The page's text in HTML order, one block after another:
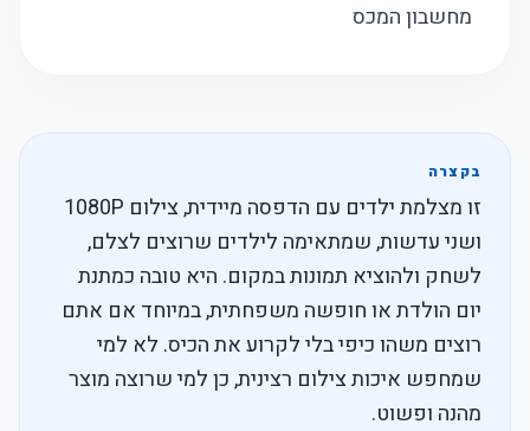
מחשבון המכס
בקצרה
זו מצלמת ילדים עם הדפסה מיידית, צילום 1080P
ושני עדשות, שמתאימה לילדים שרוצים לצלם,
לשחק ולהוציא תמונות במקום. היא טובה כמתנת
יום הולדת או חופשה משפחתית, במיוחד אם אתם
רוצים משהו כיפי בלי לקרוע את הכיס. לא למי
שמחפש איכות צילום רצינית, כן למי שרוצה מוצר
מהנה ופשוט.